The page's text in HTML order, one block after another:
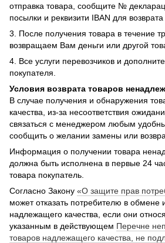
отправка товара, сообщите №
посылки и реквизити IBAN для возврата
3. После получения товара в течение
возвращаем Вам деньги или другой
4. Все услуги перевозчиков и
покупателя.
Условия возврата товаров
В случае получения и обнаружения
качества, из-за несоответствия
связаться с менеджером любым
сообщить о желании замены или
Информация о получении товара
должна быть исполнена в первые 24
товара покупатель.
Согласно Закону «О защите прав
может отказать потребителю в обмене
надлежащего качества, если они
указанным в действующем Перечне
товаров надлежащего качества, не